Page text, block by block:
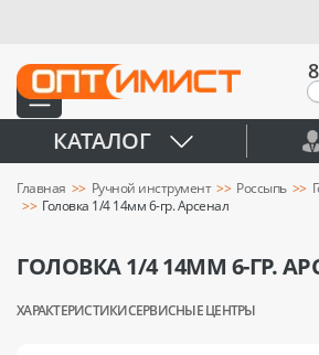
КАТАЛОГ
Главная Ручной инструмент Россыпь
Головка 1/4 14мм 6-гр. Арсенал
ГОЛОВКА 1/4 14ММ 6-ГР.
ХАРАКТЕРИСТИКИСЕРВИСНЫЕ ЦЕНТРЫ